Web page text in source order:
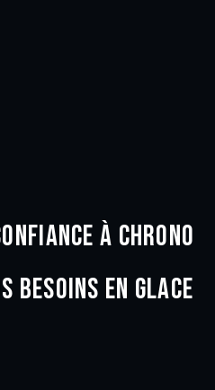
à Chrono
besoins en glace